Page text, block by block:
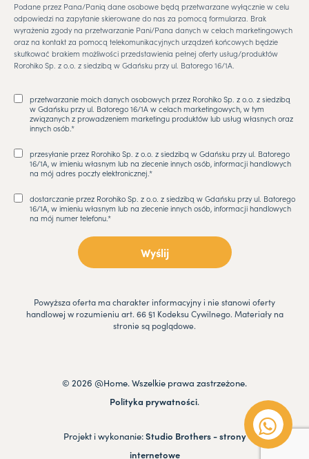
Podane przez Pana/Panią dane osobowe będą przetwarzane wyłącznie w celu
odpowiedzi na zapytanie skierowane do nas za pomocą formularza. Brak
wyrażenia zgody na przetwarzanie Pani/Pana danych w celach marketingowych
oraz na kontakt za pomocą telekomunikacyjnych urządzeń końcowych będzie
skutkować brakiem możliwości przedstawienia pełnej oferty usług/produktów
Rorohiko Sp. z o.o. z siedzibą w Gdańsku przy ul. Batorego 16/1A.
przetwarzanie moich danych osobowych przez Rorohiko Sp. z o.o. z siedzibą
w Gdańsku przy ul. Batorego 16/1A w celach marketingowych, w tym
związanych z prowadzeniem marketingu produktów lub usług własnych oraz
innych osób.*
przesyłanie przez Rorohiko Sp. z o.o. z siedzibą w Gdańsku przy ul. Batorego
16/1A, w imieniu własnym lub na zlecenie innych osób, informacji handlowych
na mój adres poczty elektronicznej.*
dostarczanie przez Rorohiko Sp. z o.o. z siedzibą w Gdańsku przy ul. Batorego
16/1A, w imieniu własnym lub na zlecenie innych osób, informacji handlowych
na mój numer telefonu.*
Powyższa oferta ma charakter informacyjny i nie stanowi oferty
handlowej w rozumieniu art. 66 §1 Kodeksu Cywilnego. Materiały na
stronie są poglądowe.
© 2026 @Home. Wszelkie prawa zastrzeżone.
Polityka prywatności.
Projekt i wykonanie:Studio Brothers - strony
internetowe